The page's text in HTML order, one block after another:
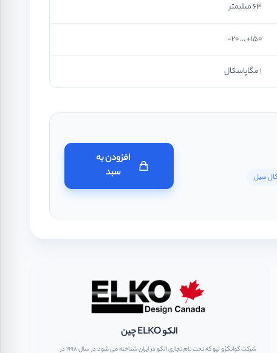
63 میلیمتر
150+ ... 20-
1 مگاپاسکال
سیل
افزودن به
سبد
الکو ELKO چین
شرکت گوانگژو لپو که تحت نام تجاری الکو در ایران شناخته می شود در سال ۱۹۹۸ در